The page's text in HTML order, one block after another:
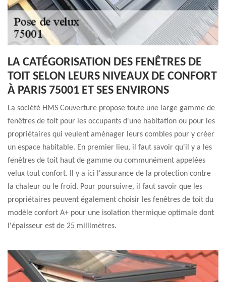
LA CATÉGORISATION DES FENÊTRES DE
TOIT SELON LEURS NIVEAUX DE CONFORT
À PARIS 75001 ET SES ENVIRONS
La société HMS Couverture propose toute une large gamme de
fenêtres de toit pour les occupants d'une habitation ou pour les
propriétaires qui veulent aménager leurs combles pour y créer
un espace habitable. En premier lieu, il faut savoir qu'il y a les
fenêtres de toit haut de gamme ou communément appelées
velux tout confort. Il y a ici l'assurance de la protection contre
la chaleur ou le froid. Pour poursuivre, il faut savoir que les
propriétaires peuvent également choisir les fenêtres de toit du
modèle confort A+ pour une isolation thermique optimale dont
l'épaisseur est de 25 millimètres.